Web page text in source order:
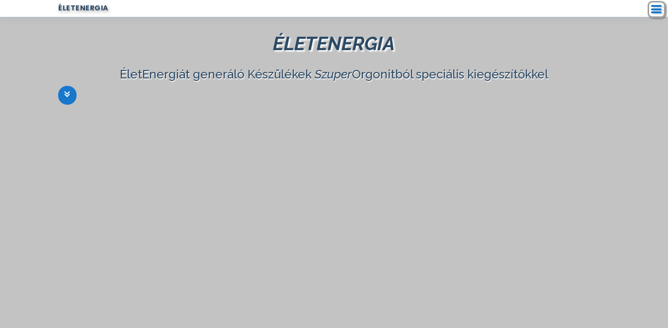
ÉLETENERGIA
ÉLETENERGIA
ÉletEnergiát generáló Készülékek SzuperOrgonitból speciális kiegészítőkkel